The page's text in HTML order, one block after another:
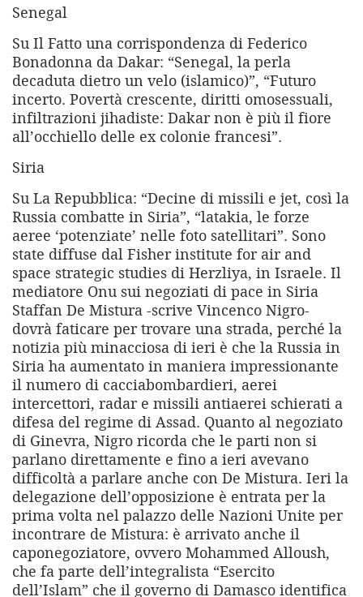
Senegal
Su Il Fatto una corrispondenza di Federico
Bonadonna da Dakar: “Senegal, la perla
decaduta dietro un velo (islamico)”, “Futuro
incerto. Povertà crescente, diritti omosessuali,
infiltrazioni jihadiste: Dakar non è più il fiore
all’occhiello delle ex colonie francesi”.
Siria
Su La Repubblica: “Decine di missili e jet, così la
Russia combatte in Siria”, “latakia, le forze
aeree ‘potenziate’ nelle foto satellitari”. Sono
state diffuse dal Fisher institute for air and
space strategic studies di Herzliya, in Israele. Il
mediatore Onu sui negoziati di pace in Siria
Staffan De Mistura -scrive Vincenco Nigro-
dovrà faticare per trovare una strada, perché la
notizia più minacciosa di ieri è che la Russia in
Siria ha aumentato in maniera impressionante
il numero di cacciabombardieri, aerei
intercettori, radar e missili antiaerei schierati a
difesa del regime di Assad. Quanto al negoziato
di Ginevra, Nigro ricorda che le parti non si
parlano direttamente e fino a ieri avevano
difficoltà a parlare anche con De Mistura. Ieri la
delegazione dell’opposizione è entrata per la
prima volta nel palazzo delle Nazioni Unite per
incontrare de Mistura: è arrivato anche il
caponegoziatore, ovvero Mohammed Alloush,
che fa parte dell’integralista “Esercito
dell’Islam” che il governo di Damasco identifica